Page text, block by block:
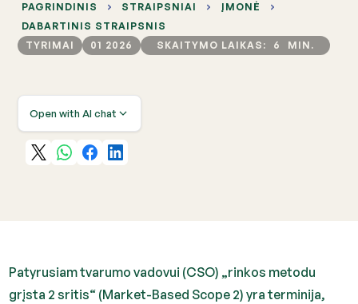
PAGRINDINIS STRAIPSNIAI
ĮMONĖ
DABARTINIS STRAIPSNIS
TYRIMAI
01 2026 SKAITYMO LAIKAS: 6 MIN.
Open with AI chat
Patyrusiam tvarumo vadovui (CSO) „rinkos metodu
grįsta 2 sritis“ (Market-Based Scope 2) yra terminija,